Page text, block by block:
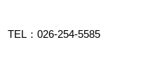
TEL： 026-254-5585